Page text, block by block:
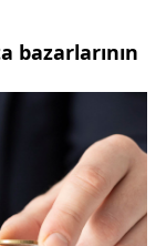
bazarlarının